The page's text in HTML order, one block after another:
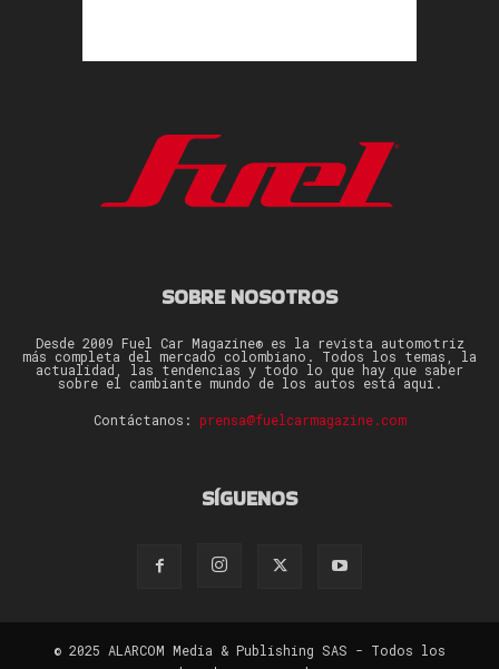
SOBRE NOSOTROS
Desde 2009 Fuel Car Magazine® es la revista automotriz
más completa del mercado colombiano. Todos los temas, la
actualidad, las tendencias y todo lo que hay que saber
sobre el cambiante mundo de los autos está aquí.
Contáctanos: prensa@fuelcarmagazine.com
SÍGUENOS
© 2025 ALARCOM Media & Publishing SAS - Todos los